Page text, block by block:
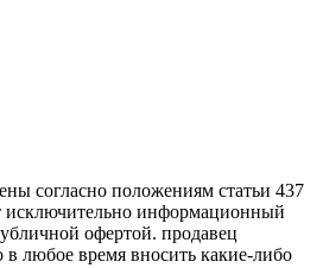
согласно положениям статьи 437
исключительно информационный
офертой. продавец
в любое время вносить какие-либо